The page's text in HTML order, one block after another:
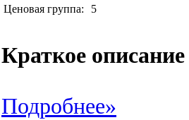
Ценовая группа:
5
Краткое описание
Подробнее»